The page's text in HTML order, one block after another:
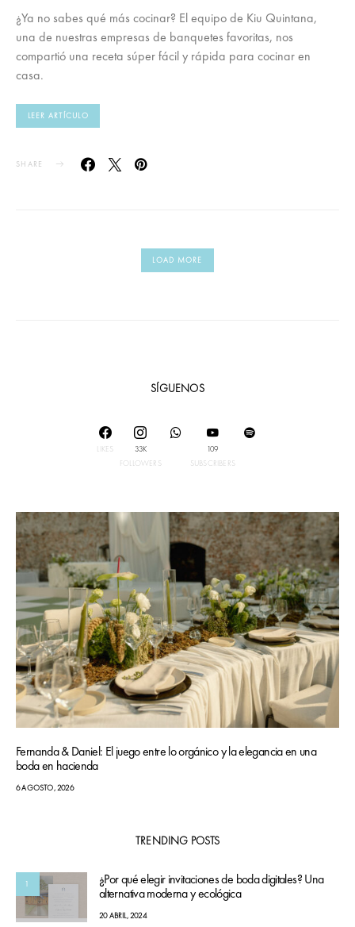
¿Ya no sabes qué más cocinar? El equipo de Kiu Quintana,
una de nuestras empresas de banquetes favoritas, nos
compartió una receta súper fácil y rápida para cocinar en
casa.
LEER ARTÍCULO
SHARE
LOAD MORE
SÍGUENOS
LIKES
33K
FOLLOWERS
109
SUBSCRIBERS
Fernanda & Daniel: El juego entre lo orgánico y la elegancia en una
boda en hacienda
6 AGOSTO, 2026
TRENDING POSTS
1
¿Por qué elegir invitaciones de boda digitales? Una
alternativa moderna y ecológica
20 ABRIL, 2024